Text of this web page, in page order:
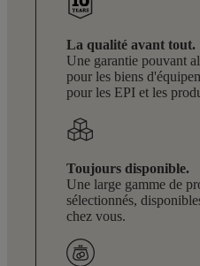
La qualité avant tout.
Une garantie pouvant
pour les biens
pour les EPI et les
Toujours disponible.
Une large gamme de
sélectionnés,
chez vous.